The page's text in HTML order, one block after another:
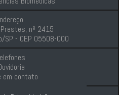
nº 2415
SP - CEP 05508-000
em contato